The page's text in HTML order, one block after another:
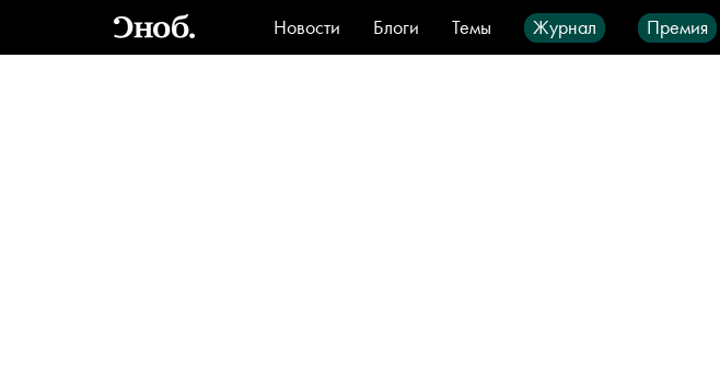
Новости Блоги Темы Журнал Премия
Стиль
Видео Город IT-продукты